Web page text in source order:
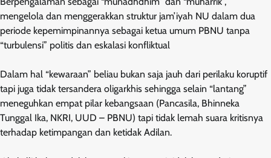
mengelola dan menggerakkan struktur jam’iyah NU dalam dua
periode kepemimpinannya sebagai ketua umum PBNU tanpa
“turbulensi” politis dan eskalasi konfliktual
Dalam hal “kewaraan” beliau bukan saja jauh dari perilaku koruptif
tapi juga tidak tersandera oligarkhis sehingga selain “lantang”
meneguhkan empat pilar kebangsaan (Pancasila, Bhinneka
Tunggal Ika, NKRI, UUD – PBNU) tapi tidak lemah suara kritisnya
terhadap ketimpangan dan ketidak Adilan.